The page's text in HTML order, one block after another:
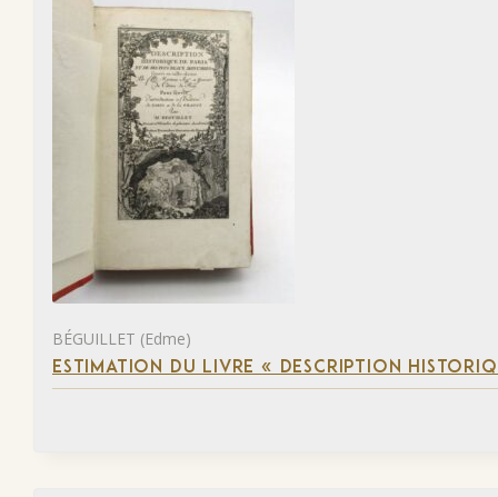
BÉGUILLET (Edme)
ESTIMATION DU LIVRE « DESCRIPTION